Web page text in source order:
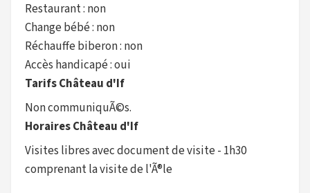
Restaurant : non
Change bébé : non
Réchauffe biberon : non
Accès handicapé : oui
Tarifs Château d'If
Non communiquÃ©s.
Horaires Château d'If
Visites libres avec document de visite - 1h30
comprenant la visite de l'Ã®le